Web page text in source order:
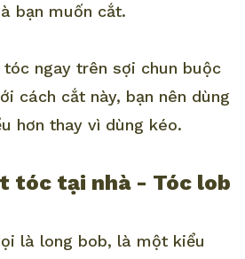
bạn muốn cắt.
tóc ngay trên sợi chun buộc
cách cắt này, bạn nên dùng
hơn thay vì dùng kéo.
tóc tại nhà - Tóc lob
là long bob, là một kiểu